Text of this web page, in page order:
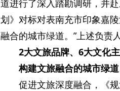
道进行了深入踏勘调研，并
划》对标对表南充市印象嘉
融合的城市绿道。”上述负责
2大文旅品牌、6大文化
构建文旅融合的城市绿道
促进文旅深度融合，《